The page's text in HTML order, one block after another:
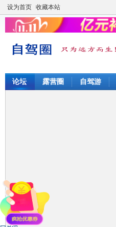
设为首页 收藏本站
论坛 露营圈 自驾游